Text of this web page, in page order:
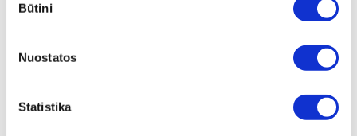
pasirinkimas
Būtini
Nuostatos
Statistika
Papildu ierāmēšana